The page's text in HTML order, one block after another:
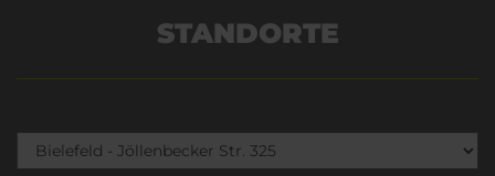
STANDORTE